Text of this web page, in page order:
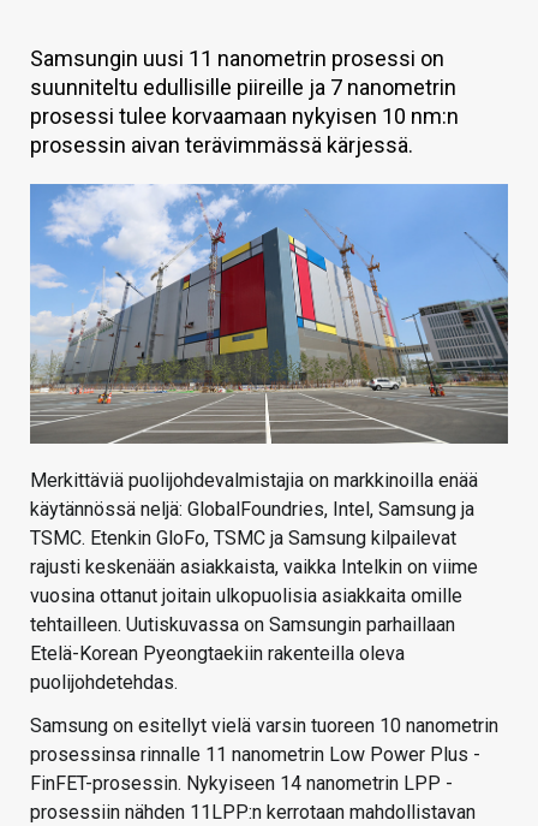
HINTA.FI
KAUPPA
VAIHDA TEEMA
HAKU
Samsungin uusi 11 nanometrin prosessi on
suunniteltu edullisille piireille ja 7 nanometrin
prosessi tulee korvaamaan nykyisen 10 nm:n
prosessin aivan terävimmässä kärjessä.
Merkittäviä puolijohdevalmistajia on markkinoilla enää
käytännössä neljä: GlobalFoundries, Intel, Samsung ja
TSMC. Etenkin GloFo, TSMC ja Samsung kilpailevat
rajusti keskenään asiakkaista, vaikka Intelkin on viime
vuosina ottanut joitain ulkopuolisia asiakkaita omille
tehtailleen. Uutiskuvassa on Samsungin parhaillaan
Etelä-Korean Pyeongtaekiin rakenteilla oleva
puolijohdetehdas.
Samsung on esitellyt vielä varsin tuoreen 10 nanometrin
prosessinsa rinnalle 11 nanometrin Low Power Plus -
FinFET-prosessin. Nykyiseen 14 nanometrin LPP -
prosessiin nähden 11LPP:n kerrotaan mahdollistavan